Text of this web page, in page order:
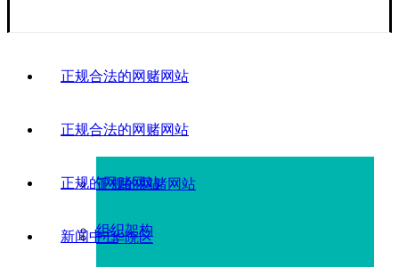
正规合法的网赌网站
正规合法的网赌网站
正规的网赌网站
组织架构
正规的网赌网站
广华院区
新闻中心